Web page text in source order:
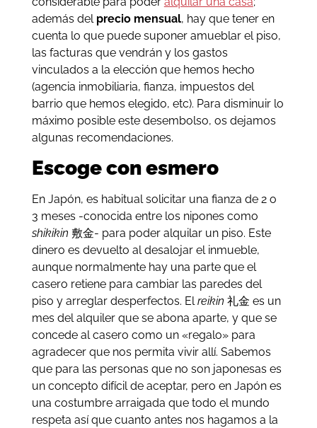
además del precio mensual, hay que tener en
cuenta lo que puede suponer amueblar el piso,
las facturas que vendrán y los gastos
vinculados a la elección que hemos hecho
(agencia inmobiliaria, fianza, impuestos del
barrio que hemos elegido, etc). Para disminuir lo
máximo posible este desembolso, os dejamos
algunas recomendaciones.
Escoge con esmero
En Japón, es habitual solicitar una fianza de 2 o
3 meses -conocida entre los nipones como
shikikin 敷金- para poder alquilar un piso. Este
dinero es devuelto al desalojar el inmueble,
aunque normalmente hay una parte que el
casero retiene para cambiar las paredes del
piso y arreglar desperfectos. Elreikin 礼金 es un
mes del alquiler que se abona aparte, y que se
concede al casero como un «regalo» para
agradecer que nos permita vivir allí. Sabemos
que para las personas que no son japonesas es
un concepto difícil de aceptar, pero en Japón es
una costumbre arraigada que todo el mundo
respeta así que cuanto antes nos hagamos a la